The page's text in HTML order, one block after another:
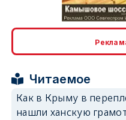
Читаемое
Как в Крыму в
нашли ханскую